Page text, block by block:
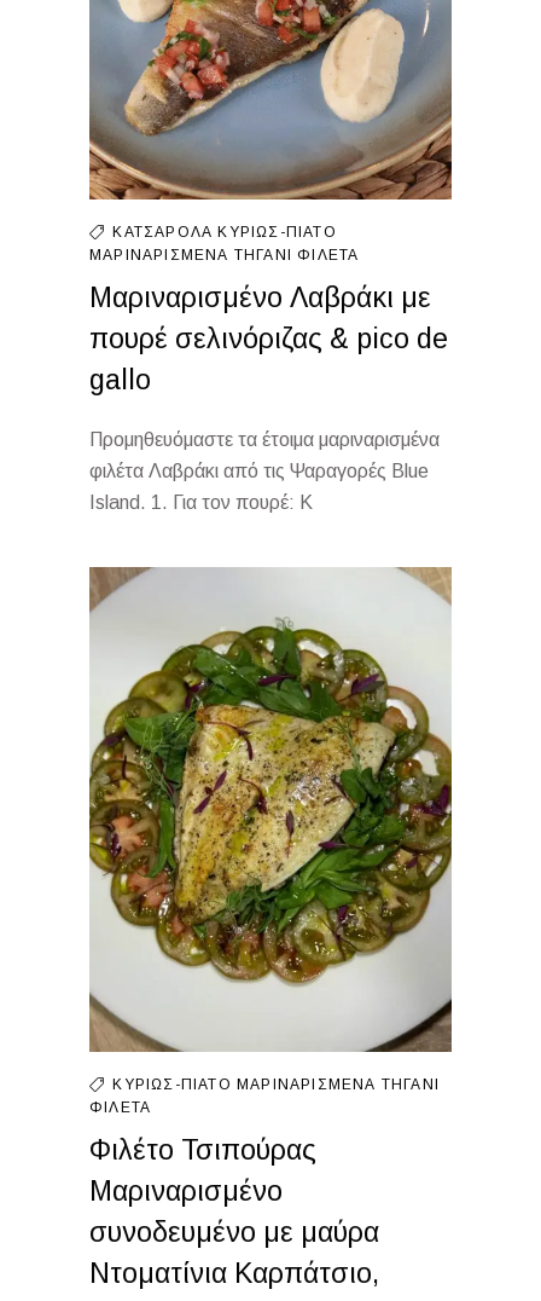
ΚΑΤΣΑΡΌΛΑ ΚΥΡΊΩΣ-ΠΙΆΤΟ
ΜΑΡΙΝΑΡΙΣΜΈΝΑ ΤΗΓΆΝΙΦΙΛΈΤΑ
Μαριναρισμένο Λαβράκι με
πουρέ σελινόριζας & pico de
gallo
Προμηθευόμαστε τα έτοιμα μαριναρισμένα
φιλέτα Λαβράκι από τις Ψαραγορές Βlue
Island. 1. Για τον πουρέ: Κ
ΚΥΡΊΩΣ-ΠΙΆΤΟΜΑΡΙΝΑΡΙΣΜΈΝΑ ΤΗΓΆΝΙ
ΦΙΛΈΤΑ
Φιλέτο Τσιπούρας
Μαριναρισμένο
συνοδευμένο με μαύρα
Ντοματίνια Καρπάτσιο,